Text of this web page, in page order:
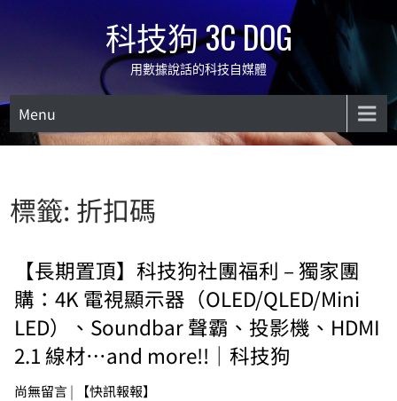
科技狗 3C DOG
用數據說話的科技自媒體
Menu
標籤: 折扣碼
【長期置頂】科技狗社團福利 – 獨家團
購：4K 電視顯示器（OLED/QLED/Mini
LED）、Soundbar 聲霸、投影機、HDMI
2.1 線材…and more!!｜科技狗
尚無留言| 【快訊報報】